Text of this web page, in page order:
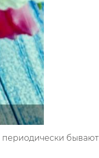
бывают